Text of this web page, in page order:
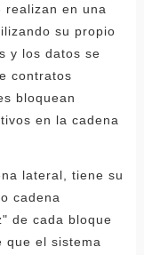
realizan en una
su propio
y los datos se
contratos
bloquean
en la cadena
lateral, tiene su
cadena
de cada bloque
que el sistema